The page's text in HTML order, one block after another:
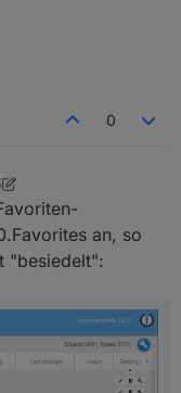
0
März 2020, 23:16
an, so
"besiedelt":